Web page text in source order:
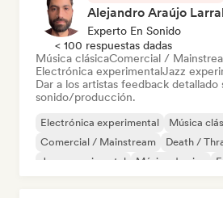
Alejandro Araújo
Experto En Sonido
< 100 respuestas dadas
Música clásicaComercial /
Electrónica experimentalJazz
Dar a los artistas feedback detallado
sonido/producción.
Electrónica experimental
Música
Comercial / Mainstream
Death /
Jazz experimental
Música de cine